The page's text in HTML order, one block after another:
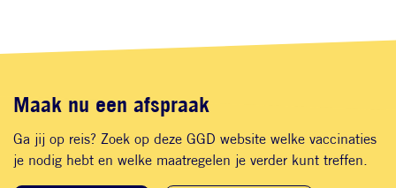
Maak nu een afspraak
Ga jij op reis? Zoek op deze GGD website welke vaccinaties
je nodig hebt en welke maatregelen je verder kunt treffen.